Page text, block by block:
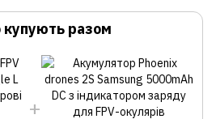
купують разом